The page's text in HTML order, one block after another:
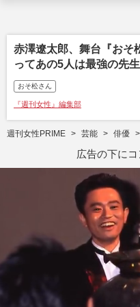
赤澤遼太郎、舞台『おそ
ってあの5人は最強の先生
おそ松さん
『週刊女性』編集部
週刊女性PRIME 芸能 俳優
広告の下に